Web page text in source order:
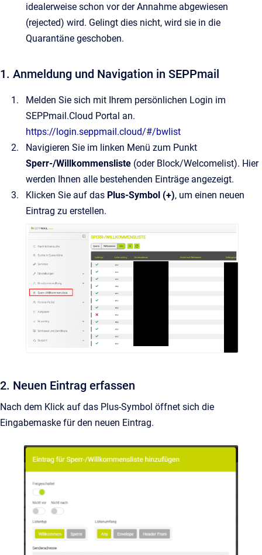
idealerweise schon vor der Annahme abgewiesen
(rejected) wird. Gelingt dies nicht, wird sie in die
Quarantäne geschoben.
1. Anmeldung und Navigation in SEPPmail
Melden Sie sich mit Ihrem persönlichen Login im
SEPPmail.Cloud Portal an.
https://login.seppmail.cloud/#/bwlist
Navigieren Sie im linken Menü zum Punkt
Sperr-/Willkommensliste (oder Block/Welcomelist). Hier
werden Ihnen alle bestehenden Einträge angezeigt.
Klicken Sie auf das Plus-Symbol (+), um einen neuen
Eintrag zu erstellen.
2. Neuen Eintrag erfassen
Nach dem Klick auf das Plus-Symbol öffnet sich die
Eingabemaske für den neuen Eintrag.